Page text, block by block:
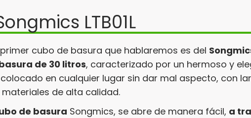
LTB01L
primer cubo de basura que hablaremos es del
de 30 litros, caracterizado por un hermoso y
en cualquier lugar sin dar mal aspecto, con
materiales de alta calidad.
de basura Songmics, se abre de manera fácil, a